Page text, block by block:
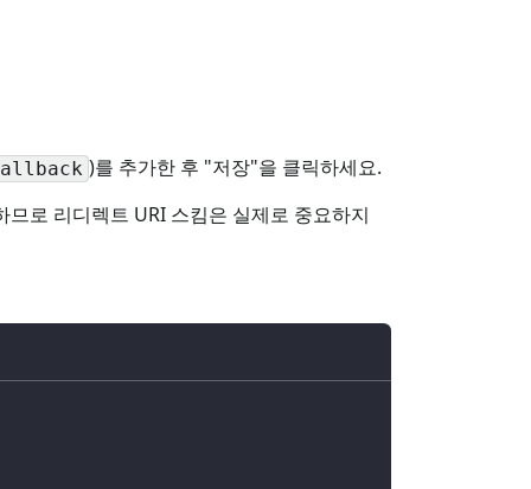
)를 추가한 후 "저장"을 클릭하세요.
로 리디렉트 URI 스킴은 실제로 중요하지